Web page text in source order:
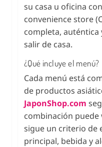
su casa u oficina
convenience store
completa,
salir de casa.
¿Qué incluye el menú?
Cada menú está
de productos
JaponShop.com
combinación
sigue un criterio de
principal, bebida y